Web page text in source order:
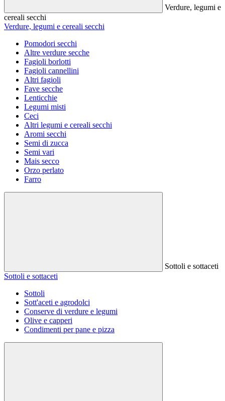
Verdure, legumi e
cereali secchi
Verdure, legumi e cereali secchi
Pomodori secchi
Altre verdure secche
Fagioli borlotti
Fagioli cannellini
Altri fagioli
Fave secche
Lenticchie
Legumi misti
Ceci
Altri legumi e cereali secchi
Aromi secchi
Semi di zucca
Semi vari
Mais secco
Orzo perlato
Farro
Sottoli e sottaceti
Sottoli e sottaceti
Sottoli
Sott'aceti e agrodolci
Conserve di verdure e legumi
Olive e capperi
Condimenti per pane e pizza